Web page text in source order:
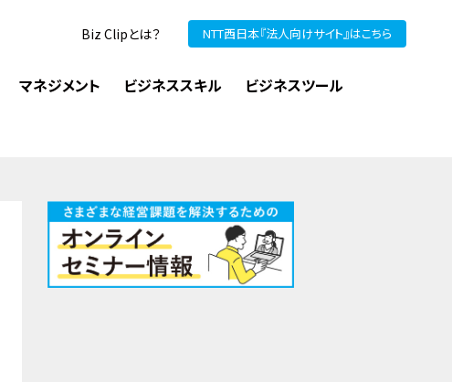
Biz Clipとは？ NTT西日本『法人向けサイト』はこちら
マネジメント ビジネススキル ビジネスツール